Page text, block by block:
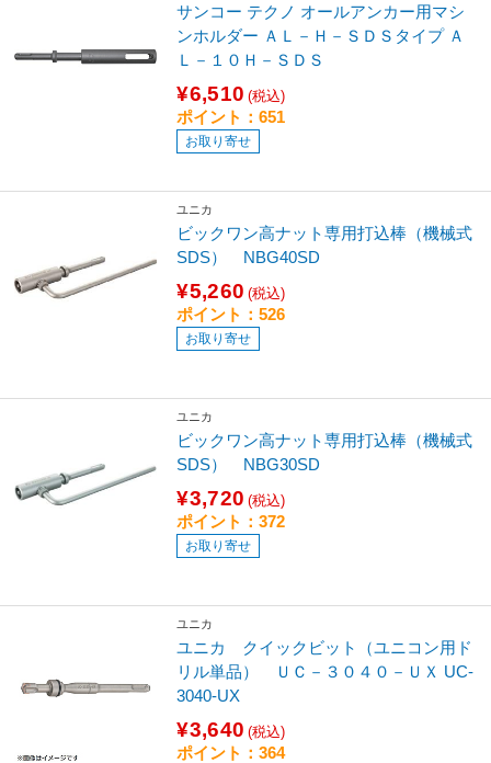
サンコー テクノ オールアンカー用マシ
ンホルダー ＡＬ－Ｈ－ＳＤＳタイプ Ａ
Ｌ－１０Ｈ－ＳＤＳ
¥6,510 (税込)
ポイント：651
お取り寄せ
ユニカ
ビックワン高ナット専用打込棒（機械式
SDS） NBG40SD
¥5,260 (税込)
ポイント：526
お取り寄せ
ユニカ
ビックワン高ナット専用打込棒（機械式
SDS） NBG30SD
¥3,720 (税込)
ポイント：372
お取り寄せ
ユニカ
ユニカ クイックビット（ユニコン用ド
リル単品） ＵＣ－３０４０－ＵＸ UC-
3040-UX
¥3,640 (税込)
ポイント：364